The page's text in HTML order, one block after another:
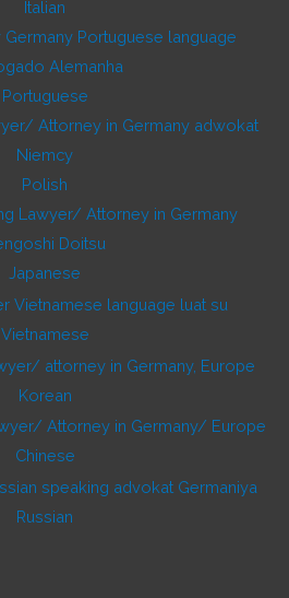
Italian
Portuguese
Polish
Japanese
Vietnamese
Korean
Chinese
Russian